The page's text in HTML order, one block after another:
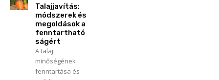
Talajjavítás:
módszerek és
megoldások a
fenntartható
ságért
A talaj
minőségének
fenntartása és